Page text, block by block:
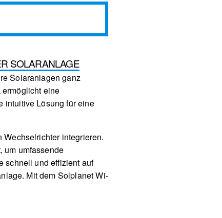
SOLARANLAGE
Solaranlagen ganz
eine
intuitive Lösung für eine
integrieren.
um umfassende
schnell und effizient auf
Mit dem Solplanet Wi-